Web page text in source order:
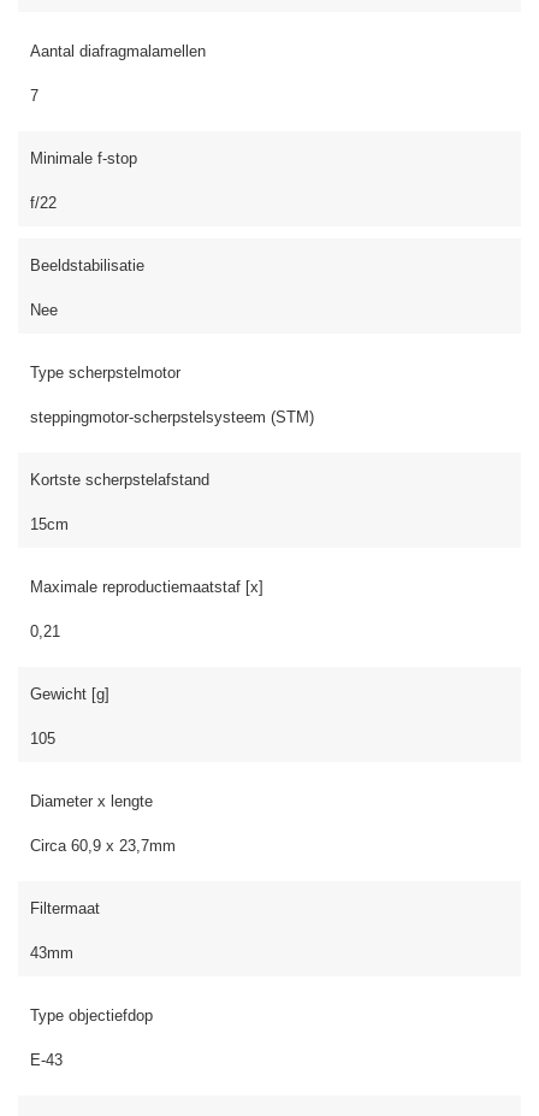
Aantal diafragmalamellen
7
Minimale f-stop
f/22
Beeldstabilisatie
Nee
Type scherpstelmotor
steppingmotor-scherpstelsysteem (STM)
Kortste scherpstelafstand
15cm
Maximale reproductiemaatstaf [x]
0,21
Gewicht [g]
105
Diameter x lengte
Circa 60,9 x 23,7mm
Filtermaat
43mm
Type objectiefdop
E-43